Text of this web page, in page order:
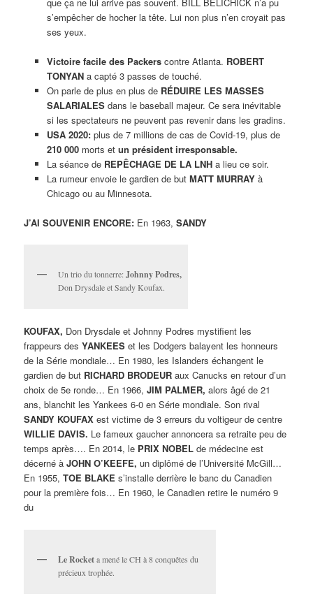
s’empêcher de hocher la tête. Lui non plus n’en croyait pas
ses yeux.
Victoire facile des Packerscontre Atlanta. ROBERT
TONYANa capté 3 passes de touché.
On parle de plus en plus de RÉDUIRE LES MASSES
SALARIALESdans le baseball majeur. Ce sera inévitable
si les spectateurs ne peuvent pas revenir dans les gradins.
USA 2020: plus de 7 millions de cas de Covid-19, plus de
210 000morts et un président irresponsable.
La séance de REPÊCHAGE DE LA LNHa lieu ce soir.
La rumeur envoie le gardien de but MATT MURRAYà
Chicago ou au Minnesota.
J’AI SOUVENIR ENCORE: En 1963,SANDY
Un trio du tonnerre:Johnny Podres,
Don Drysdale et Sandy Koufax.
KOUFAX, Don Drysdale et Johnny Podres mystifient les
frappeurs desYANKEES et les Dodgers balayent les honneurs
de la Série mondiale… En 1980, les Islanders échangent le
gardien de but RICHARD BRODEUR aux Canucks en retour d’un
choix de 5e ronde… En 1966,JIM PALMER, alors âgé de 21
ans, blanchit les Yankees 6-0 en Série mondiale. Son rival
SANDY KOUFAX est victime de 3 erreurs du voltigeur de centre
WILLIE DAVIS. Le fameux gaucher annoncera sa retraite peu de
temps après…. En 2014, le PRIX NOBEL de médecine est
décerné àJOHN O’KEEFE, un diplômé de l’Université McGill…
En 1955,TOE BLAKE s’installe derrière le banc du Canadien
pour la première fois… En 1960, le Canadien retire le numéro 9
du
Le Rocketa mené le CH à 8 conquêtes du
précieux trophée.